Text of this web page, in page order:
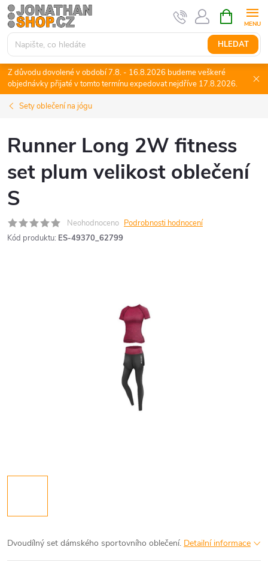
Přejít
na
obsah
HLEDAT
NÁKUPNÍ
KOŠÍK
Z důvodu dovolené v období 7.8. - 16.8.2026 budeme veškeré
objednávky přijaté v tomto termínu expedovat nejdříve 17.8.2026.
Sety oblečení na jógu
Runner Long 2W fitness
set plum velikost oblečení
S
Neohodnoceno Podrobnosti hodnocení
Kód produktu: ES-49370_62799
Dvoudílný set dámského sportovního oblečení. Detailní informace